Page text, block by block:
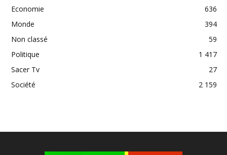
Economie
636
Monde
394
Non classé
59
Politique
1 417
Sacer Tv
27
Société
2 159